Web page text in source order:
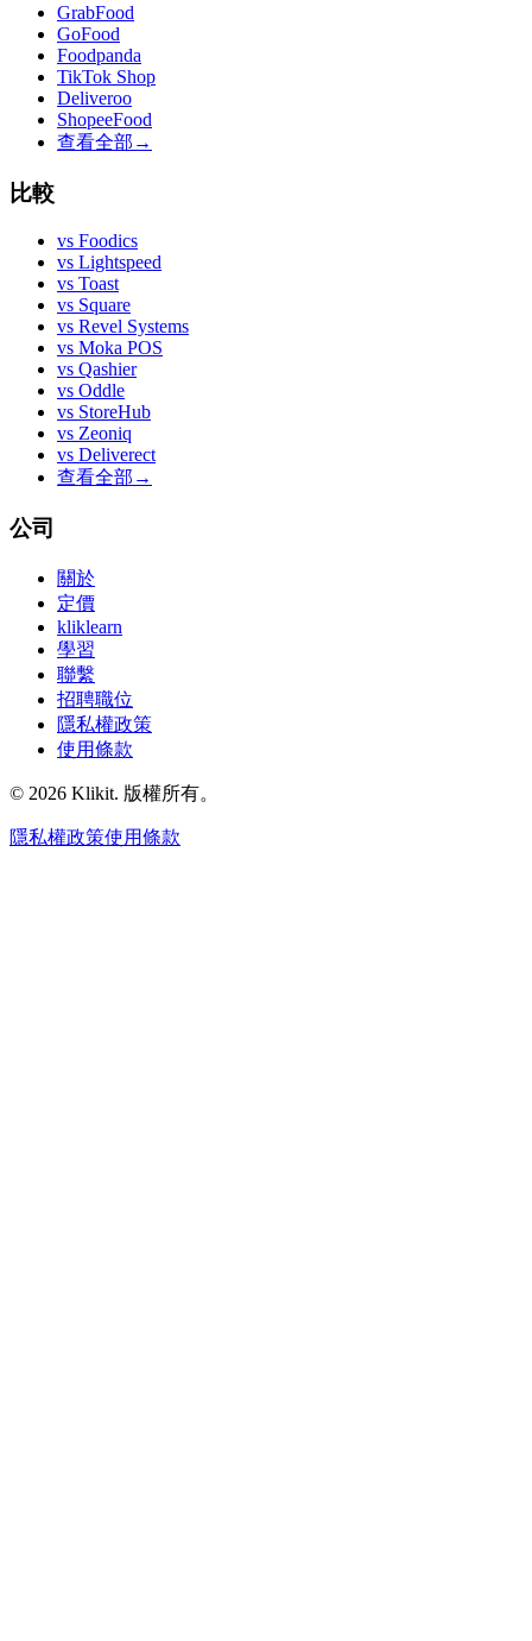
GrabFood
GoFood
Foodpanda
TikTok Shop
Deliveroo
ShopeeFood
查看全部 →
比較
vs Foodics
vs Lightspeed
vs Toast
vs Square
vs Revel Systems
vs Moka POS
vs Qashier
vs Oddle
vs StoreHub
vs Zeoniq
vs Deliverect
查看全部 →
公司
關於
定價
kliklearn
學習
聯繫
招聘職位
隱私權政策
使用條款
© 2026 Klikit. 版權所有。
隱私權政策使用條款